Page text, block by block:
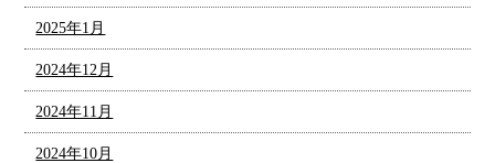
2025年1月
2024年12月
2024年11月
2024年10月